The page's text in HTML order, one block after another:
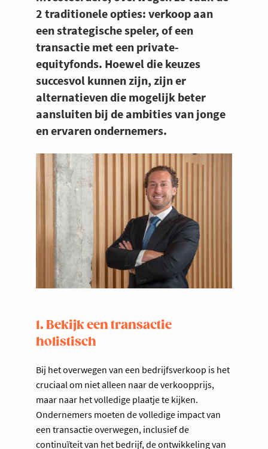
2 traditionele opties: verkoop aan
een strategische speler, of een
transactie met een private-
equityfonds. Hoewel die keuzes
succesvol kunnen zijn, zijn er
alternatieven die mogelijk beter
aansluiten bij de ambities van jonge
en ervaren ondernemers.
1. Bekijk een transactie
holistisch
Bij het overwegen van een bedrijfsverkoop is het
cruciaal om niet alleen naar de verkoopprijs,
maar naar het volledige plaatje te kijken.
Ondernemers moeten de volledige impact van
een transactie overwegen, inclusief de
continuïteit van het bedrijf, de ontwikkeling van